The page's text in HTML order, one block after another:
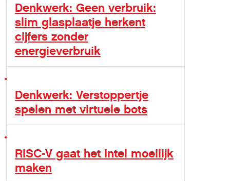
Denkwerk: Geen verbruik:
slim glasplaatje herkent
cijfers zonder
energieverbruik
Denkwerk: Verstoppertje
spelen met virtuele bots
RISC-V gaat het Intel moeilijk
maken